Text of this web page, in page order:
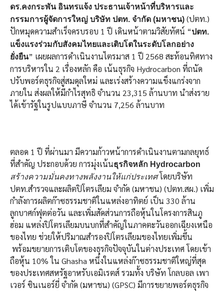
ดร.คงกระพัน อินทรแจ้ง ประธานเจ้าหน้าที่บริหารและ
กรรมการผู้จัดการใหญ่ บริษัท ปตท. จำกัด (มหาชน) (ปตท.)
ปักหมุดความสำเร็จครบรอบ 1 ปี เดินหน้าตามวิสัยทัศน์ “ปตท.
แข็งแรงร่วมกับสังคมไทยและเติบโตในระดับโลกอย่าง
ยั่งยืน” เผยผลการดำเนินงานไตรมาส 1 ปี 2568 สะท้อนทิศทาง
การบริหารใน 2 เรื่องหลัก คือ เน้นธุรกิจ Hydrocarbon ที่ถนัด
ปรับพอร์ตธุรกิจสู่สมดุลใหม่ และเร่งสร้างความแข็งแกร่งจาก
ภายใน ส่งผลให้มีกำไรสุทธิ จํานวน 23,315 ล้านบาท นำส่งราย
ได้เข้ารัฐในรูปแบบภาษี จำนวน 7,256 ล้านบาท
ตลอด 1 ปี ที่ผ่านมา มีความก้าวหน้าการดำเนินงานตามกลยุทธ์
ที่สำคัญ ประกอบด้วย การมุ่งเน้นธุรกิจหลัก Hydrocarbon
สร้างความมั่นคงทางพลังงานให้แก่ประเทศโดยบริษัท
ปตท.สำรวจและผลิตปิโตรเลียม จำกัด (มหาชน) (ปตท.สผ.) เพิ่ม
กำลังการผลิตก๊าซธรรมชาติในแหล่งอาทิตย์ เป็น 330 ล้าน
ลูกบาศก์ฟุตต่อวัน และเพิ่มสัดส่วนการถือหุ้นในโครงการสินภู
ฮ่อม แหล่งปิโตรเลียมบนบกที่สำคัญในภาคตะวันออกเฉียงเหนือ
ของไทย ช่วยให้ปริมาณสำรองปิโตรเลียมของไทยเพิ่มขึ้น
พร้อมขยายการเติบโตของธุรกิจปัจจุบันในต่างประเทศ โดยเข้า
ถือหุ้น 10% ใน Ghasha หนึ่งในแหล่งก๊าซธรรมชาติใหญ่ที่สุด
ของประเทศสหรัฐอาหรับเอมิเรตส์ รวมทั้ง บริษัท โกลบอล เพา
เวอร์ ซินเนอร์ยี่ จำกัด (มหาชน) (GPSC) มีการขยายพอร์ตธุรกิจ